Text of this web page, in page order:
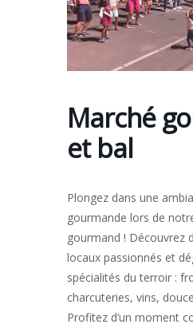
Marché
et bal
Plongez dans une
gourmande lors de
gourmand ! Découvrez
locaux passionnés et
spécialités du terroir :
charcuteries, vins,
Profitez d’un moment